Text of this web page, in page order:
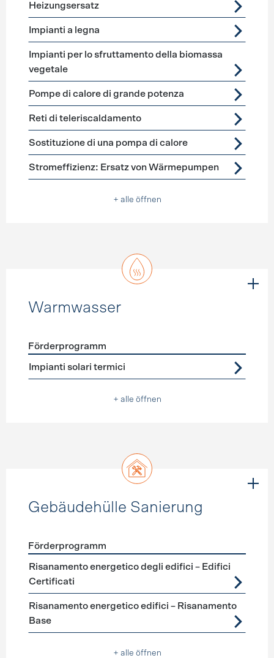
Heizungsersatz
Impianti a legna
Impianti per lo sfruttamento della biomassa
vegetale
Pompe di calore di grande potenza
Reti di teleriscaldamento
Sostituzione di una pompa di calore
Stromeffizienz: Ersatz von Wärmepumpen
+ alle öffnen
Warmwasser
Förderprogramme Warmwasser
Förderprogramm
Impianti solari termici
+ alle öffnen
Gebäudehülle Sanierung
Förderprogramme Gebäudehülle Sanierung
Förderprogramm
Risanamento energetico degli edifici – Edifici
Certificati
Risanamento energetico edifici – Risanamento
Base
+ alle öffnen